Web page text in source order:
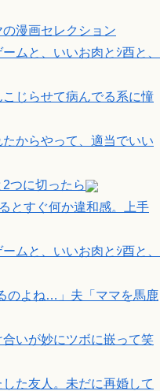
の漫画セレクション
ムと、いいお肉とｼ酉と、
こじらせて病んでる系に憧
からやって、適当でいい
つに切ったら
とすぐ何か違和感。上手
ムと、いいお肉とｼ酉と、
のよね…」夫「ママを馬鹿
いが妙にツボに嵌って笑
た友人。未だに再婚して